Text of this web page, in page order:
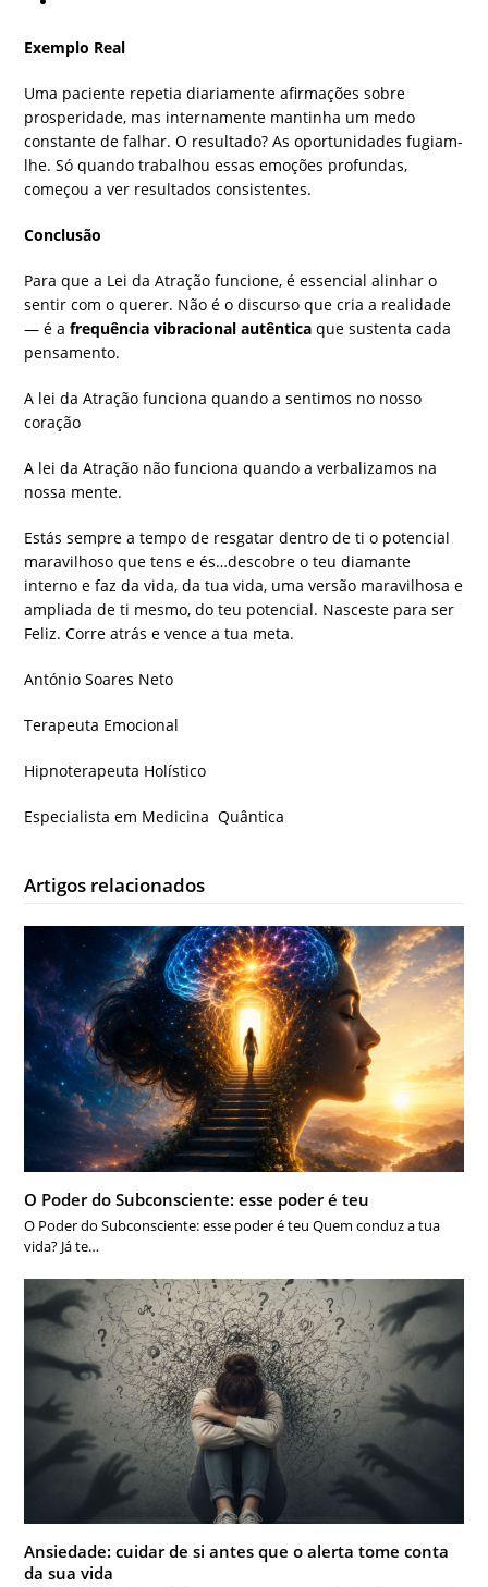
Exemplo Real
Uma paciente repetia diariamente afirmações sobre
prosperidade, mas internamente mantinha um medo
constante de falhar. O resultado? As oportunidades fugiam-
lhe. Só quando trabalhou essas emoções profundas,
começou a ver resultados consistentes.
Conclusão
Para que a Lei da Atração funcione, é essencial alinhar o
sentir com o querer. Não é o discurso que cria a realidade
— é afrequência vibracional autêntica que sustenta cada
pensamento.
A lei da Atração funciona quando a sentimos no nosso
coração
A lei da Atração não funciona quando a verbalizamos na
nossa mente.
Estás sempre a tempo de resgatar dentro de ti o potencial
maravilhoso que tens e és…descobre o teu diamante
interno e faz da vida, da tua vida, uma versão maravilhosa e
ampliada de ti mesmo, do teu potencial. Nasceste para ser
Feliz. Corre atrás e vence a tua meta.
António Soares Neto
Terapeuta Emocional
Hipnoterapeuta Holístico
Especialista em Medicina Quântica
Artigos relacionados
O Poder do Subconsciente: esse poder é teu
O Poder do Subconsciente: esse poder é teu Quem conduz a tua
vida? Já te…
Ansiedade: cuidar de si antes que o alerta tome conta
da sua vida